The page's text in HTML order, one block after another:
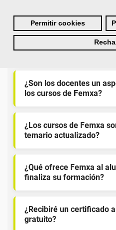
Permitir cookies
¿Por qué solicitar plaza
puede hacer
¿Son los docentes un
los cursos de Femxa?
¿Los cursos de Femxa
temario actualizado?
¿Qué ofrece Femxa al
finaliza su formación?
¿Recibiré un certificado
gratuito?